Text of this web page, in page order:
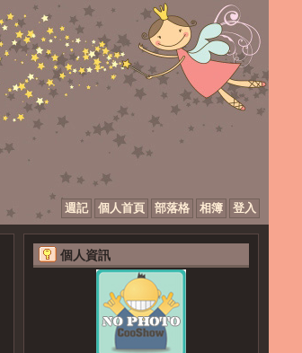
週記 個人首頁 部落格 相簿 登入
個人資訊